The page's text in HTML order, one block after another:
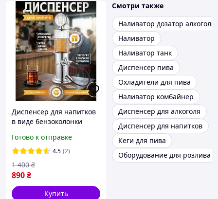
Диспенсер для напитков
в виде бензоколонки
Готово к отправке
4.5 (2)
890₴
1 400 ₴
Купить
Смотри также
Наливатор дозатор
Наливатор
Наливатор танк
Диспенсер пива
Охладители для пива
Наливатор комбайнер
Диспенсер для алкоголя
Диспенсер для напитков
Кеги для пива
Оборудование для розлива